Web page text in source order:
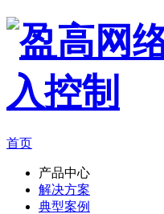
首页
产品中心
解决方案
典型案例